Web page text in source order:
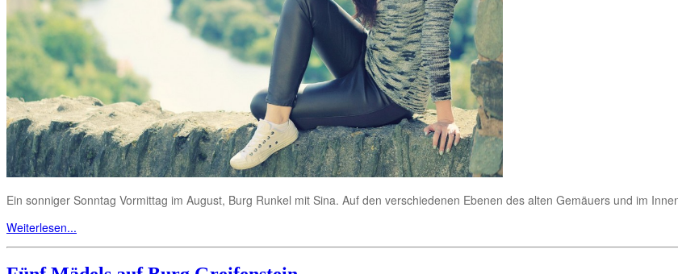
Ein sonniger Sonntag Vormittag im August, Burg Runkel mit Sina. Auf den verschiedenen Ebenen des alten Gemäuers und im
Weiterlesen...